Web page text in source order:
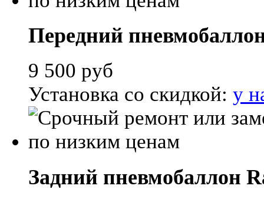
Передний
9 500 руб
Установка со скидкой: у
Задний пневмобаллон